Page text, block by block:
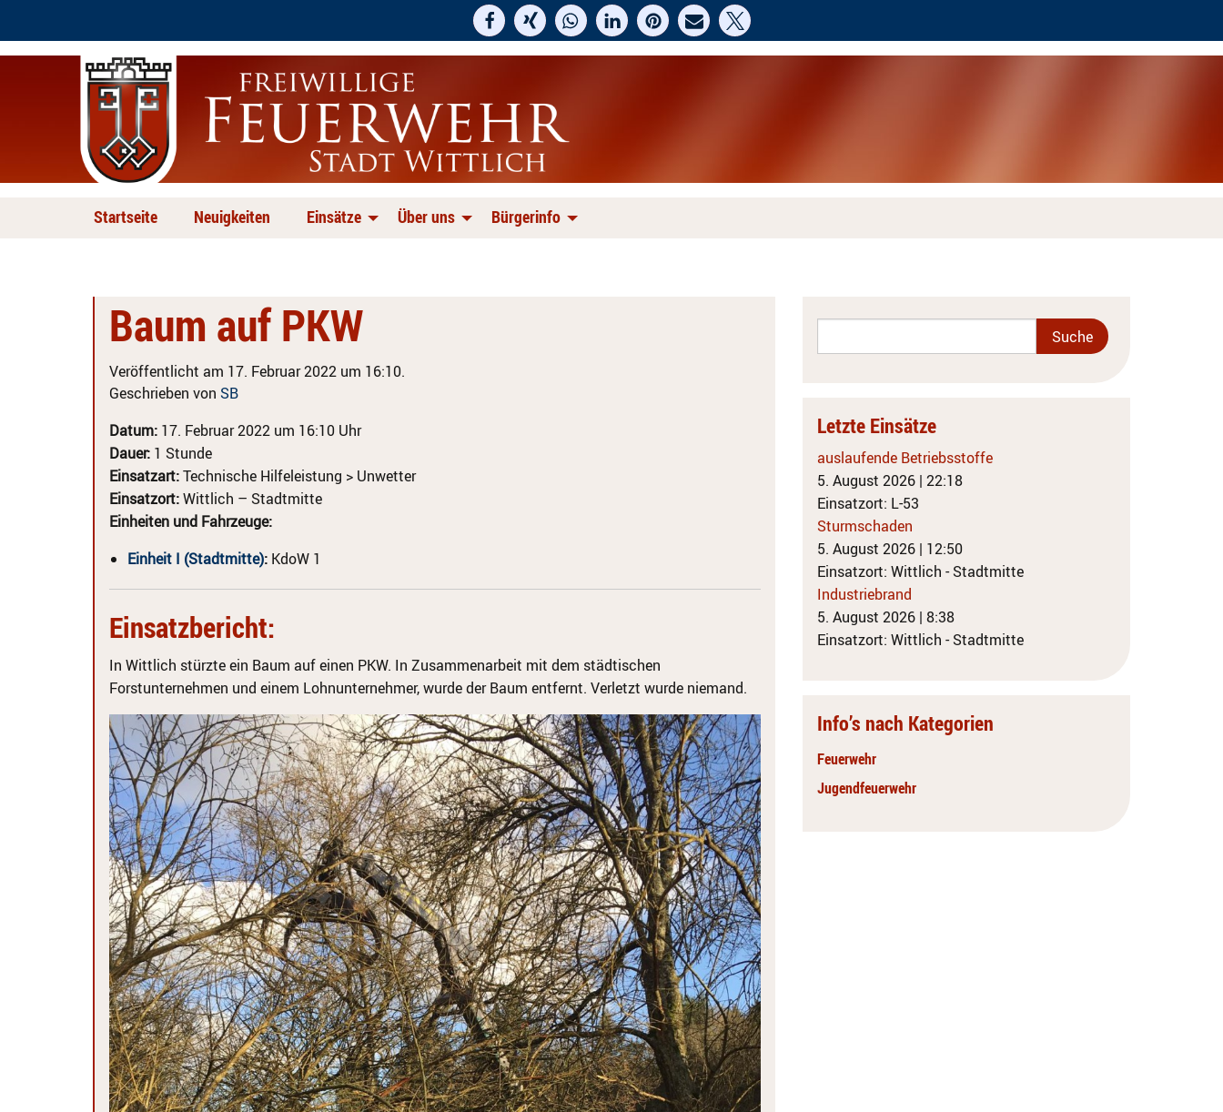
Startseite Neuigkeiten Einsätze Über uns Bürgerinfo
Baum auf PKW
Veröffentlicht am 17. Februar 2022 um 16:10.
Geschrieben von SB
Datum: 17. Februar 2022 um 16:10 Uhr
Dauer: 1 Stunde
Einsatzart:Technische Hilfeleistung > Unwetter
Einsatzort:Wittlich – Stadtmitte
Einheiten und Fahrzeuge:
Einheit I (Stadtmitte): KdoW 1
Einsatzbericht:
In Wittlich stürzte ein Baum auf einen PKW. In Zusammenarbeit mit dem städtischen
Forstunternehmen und einem Lohnunternehmer, wurde der Baum entfernt. Verletzt wurde niemand.
Letzte Einsätze
auslaufende Betriebsstoffe
5. August 2026 | 22:18
Einsatzort: L-53
Sturmschaden
5. August 2026 | 12:50
Einsatzort: Wittlich - Stadtmitte
Industriebrand
5. August 2026 | 8:38
Einsatzort: Wittlich - Stadtmitte
Info’s nach Kategorien
Feuerwehr
Jugendfeuerwehr